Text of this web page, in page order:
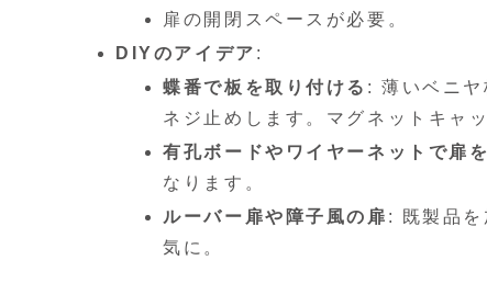
扉の開閉スペースが必要。
DIYのアイデア :
蝶番で板を取り付ける : 薄いベニ
ネジ止めします。マグネットキャ
有孔ボードやワイヤーネットで扉
なります。
ルーバー扉や障子風の扉 : 既製品
気に。